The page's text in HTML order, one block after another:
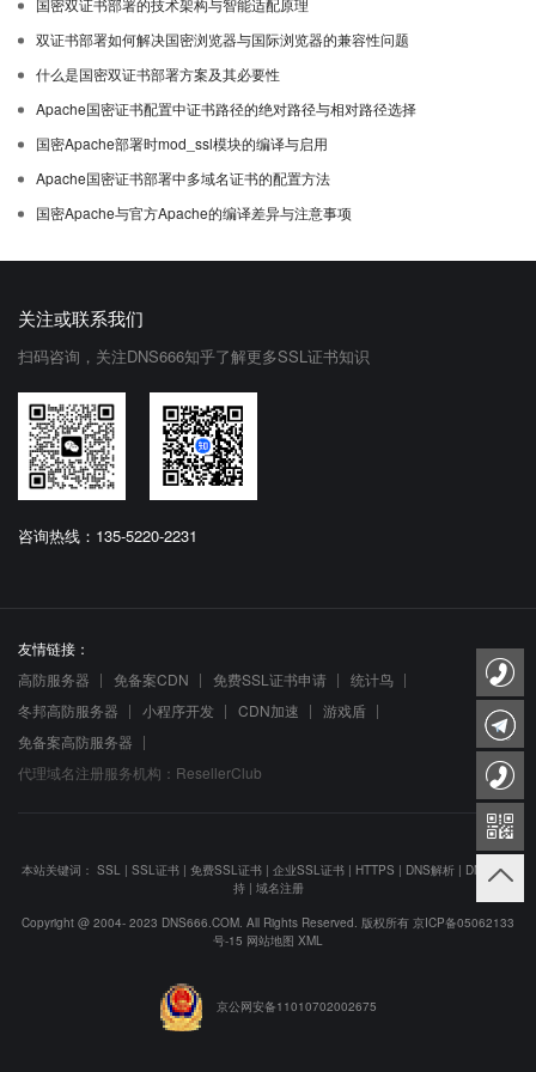
国密双证书部署的技术架构与智能适配原理
双证书部署如何解决国密浏览器与国际浏览器的兼容性问题
什么是国密双证书部署方案及其必要性
Apache国密证书配置中证书路径的绝对路径与相对路径选择
国密Apache部署时mod_ssl模块的编译与启用
Apache国密证书部署中多域名证书的配置方法
国密Apache与官方Apache的编译差异与注意事项
关注或联系我们
扫码咨询，关注DNS666知乎了解更多SSL证书知识
咨询热线：135-5220-2231
友情链接：
高防服务器
免备案CDN 免费SSL证书申请
统计鸟
冬邦高防服务器
小程序开发 CDN加速
游戏盾
免备案高防服务器
代理域名注册服务机构：ResellerClub
本站关键词： SSL | SSL证书 | 免费SSL证书 | 企业SSL证书 | HTTPS | DNS解析 | DNS防劫
持| 域名注册
Copyright @ 2004- 2023 DNS666.COM. All Rights Reserved. 版权所有 京ICP备05062133
号-15 网站地图 XML
京公网安备11010702002675